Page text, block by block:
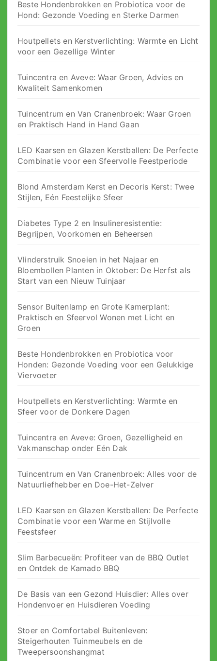
Beste Hondenbrokken en Probiotica voor de
Hond: Gezonde Voeding en Sterke Darmen
Houtpellets en Kerstverlichting: Warmte en Licht
voor een Gezellige Winter
Tuincentra en Aveve: Waar Groen, Advies en
Kwaliteit Samenkomen
Tuincentrum en Van Cranenbroek: Waar Groen
en Praktisch Hand in Hand Gaan
LED Kaarsen en Glazen Kerstballen: De Perfecte
Combinatie voor een Sfeervolle Feestperiode
Blond Amsterdam Kerst en Decoris Kerst: Twee
Stijlen, Eén Feestelijke Sfeer
Diabetes Type 2 en Insulineresistentie:
Begrijpen, Voorkomen en Beheersen
Vlinderstruik Snoeien in het Najaar en
Bloembollen Planten in Oktober: De Herfst als
Start van een Nieuw Tuinjaar
Sensor Buitenlamp en Grote Kamerplant:
Praktisch en Sfeervol Wonen met Licht en
Groen
Beste Hondenbrokken en Probiotica voor
Honden: Gezonde Voeding voor een Gelukkige
Viervoeter
Houtpellets en Kerstverlichting: Warmte en
Sfeer voor de Donkere Dagen
Tuincentra en Aveve: Groen, Gezelligheid en
Vakmanschap onder Eén Dak
Tuincentrum en Van Cranenbroek: Alles voor de
Natuurliefhebber en Doe-Het-Zelver
LED Kaarsen en Glazen Kerstballen: De Perfecte
Combinatie voor een Warme en Stijlvolle
Feestsfeer
Slim Barbecueën: Profiteer van de BBQ Outlet
en Ontdek de Kamado BBQ
De Basis van een Gezond Huisdier: Alles over
Hondenvoer en Huisdieren Voeding
Stoer en Comfortabel Buitenleven:
Steigerhouten Tuinmeubels en de
Tweepersoonshangmat